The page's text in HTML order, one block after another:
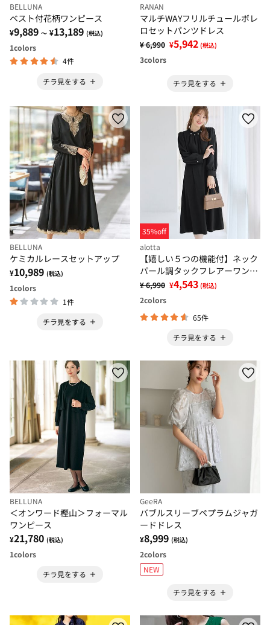
BELLUNA
ベスト付花柄ワンピース
¥9,889 ～ ¥13,189 (税込)
1colors
4件
チラ見をする
RANAN
マルチWAYフリルチュールボレ
ロセットパンツドレス
¥ 6,990 ¥5,942 (税込)
3colors
チラ見をする
BELLUNA
ケミカルレースセットアップ
¥10,989 (税込)
1colors
1件
チラ見をする
35%off
alotta
【嬉しい５つの機能付】ネック
パール調タックフレアーワンピ
ース
¥ 6,990 ¥4,543 (税込)
2colors
65件
チラ見をする
BELLUNA
＜オンワード樫山＞フォーマル
ワンピース
¥21,780 (税込)
1colors
チラ見をする
GeeRA
バブルスリーブペプラムジャガ
ードドレス
¥8,999 (税込)
2colors
NEW
チラ見をする